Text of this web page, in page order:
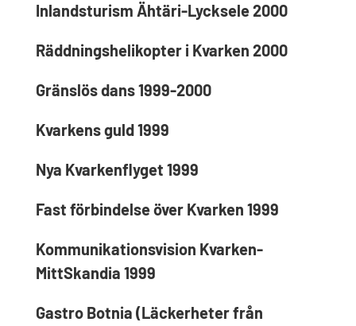
Inlandsturism Ähtäri-Lycksele 2000
Räddningshelikopter i Kvarken 2000
Gränslös dans 1999-2000
Kvarkens guld 1999
Nya Kvarkenflyget 1999
Fast förbindelse över Kvarken 1999
Kommunikationsvision Kvarken-
MittSkandia 1999
Gastro Botnia (Läckerheter från